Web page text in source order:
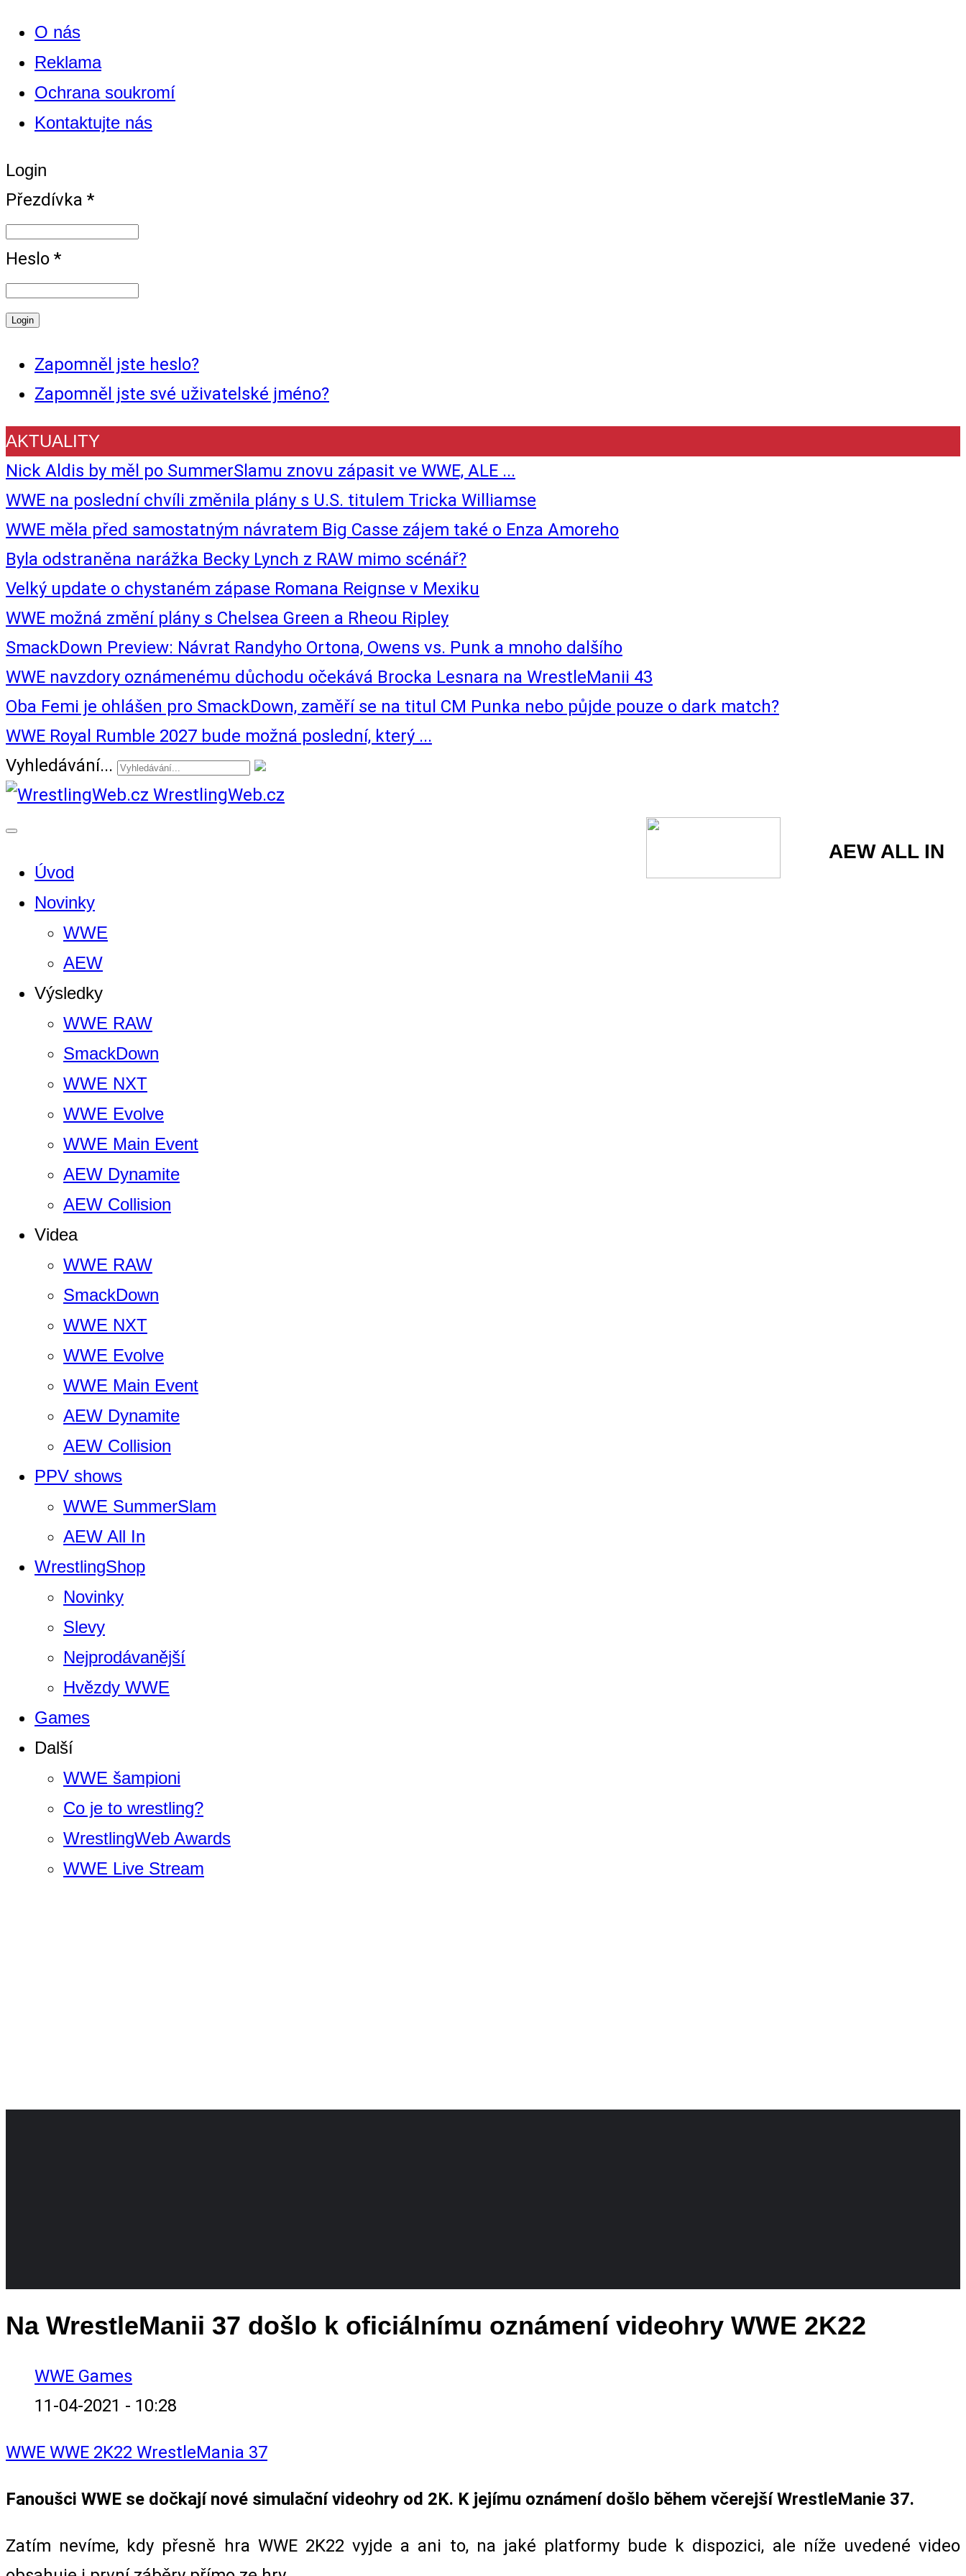
O nás
Reklama
Ochrana soukromí
Kontaktujte nás
Login
Přezdívka *
Heslo *
Zapomněl jste heslo?
Zapomněl jste své uživatelské jméno?
AKTUALITY
Nick Aldis by měl po SummerSlamu znovu zápasit ve WWE, ALE ...
WWE na poslední chvíli změnila plány s U.S. titulem Tricka Williamse
WWE měla před samostatným návratem Big Casse zájem také o Enza Amoreho
Byla odstraněna narážka Becky Lynch z RAW mimo scénář?
Velký update o chystaném zápase Romana Reignse v Mexiku
WWE možná změní plány s Chelsea Green a Rheou Ripley
SmackDown Preview: Návrat Randyho Ortona, Owens vs. Punk a mnoho dalšího
WWE navzdory oznámenému důchodu očekává Brocka Lesnara na WrestleManii 43
Oba Femi je ohlášen pro SmackDown, zaměří se na titul CM Punka nebo půjde pouze o dark match?
WWE Royal Rumble 2027 bude možná poslední, který ...
Vyhledávání...
WrestlingWeb.cz
AEW ALL IN
Úvod
Novinky
WWE
AEW
Výsledky
WWE RAW
SmackDown
WWE NXT
WWE Evolve
WWE Main Event
AEW Dynamite
AEW Collision
Videa
WWE RAW
SmackDown
WWE NXT
WWE Evolve
WWE Main Event
AEW Dynamite
AEW Collision
PPV shows
WWE SummerSlam
AEW All In
WrestlingShop
Novinky
Slevy
Nejprodávanější
Hvězdy WWE
Games
Další
WWE šampioni
Co je to wrestling?
WrestlingWeb Awards
WWE Live Stream
Na WrestleManii 37 došlo k oficiálnímu oznámení videohry WWE 2K22
WWE Games
11-04-2021 - 10:28
WWE WWE 2K22 WrestleMania 37
Fanoušci WWE se dočkají nové simulační videohry od 2K. K jejímu oznámení došlo během včerejší WrestleManie 37.
Zatím nevíme, kdy přesně hra WWE 2K22 vyjde a ani to, na jaké platformy bude k dispozici, ale níže uvedené video